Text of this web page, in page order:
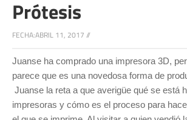
Prótesis
FECHA:ABRIL 11, 2017 //
Juanse ha comprado una impresora 3D,
parece que es una novedosa forma de
Juanse la reta a que averigüe qué se está
impresoras y cómo es el proceso para